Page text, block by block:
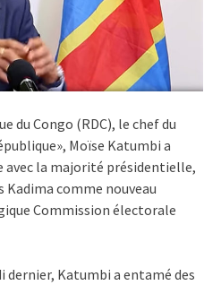
du Congo (RDC), le chef du
Moïse Katumbi a
avec la majorité présidentielle,
Kadima comme nouveau
Commission électorale
dernier, Katumbi a entamé des